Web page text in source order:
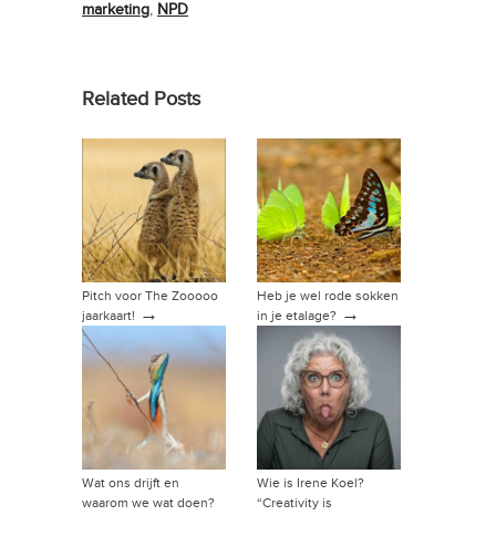
marketing, NPD
Related Posts
Pitch voor The Zooooo
jaarkaart! →
Heb je wel rode sokken
in je etalage? →
Wat ons drijft en
waarom we wat doen?
Wie is Irene Koel?
“Creativity is